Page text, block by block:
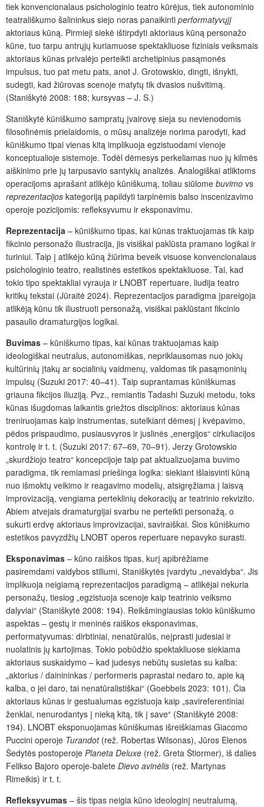
tiek konvencionalaus psichologinio teatro kūrėjus, tiek autonominio
teatrališkumo šalininkus siejo noras panaikinti performatyvųjį
aktoriaus kūną. Pirmieji siekė ištirpdyti aktoriaus kūną personažo
kūne, tuo tarpu antrųjų kuriamuose spektakliuose fiziniais veiksmais
aktoriaus kūnas privalėjo perteikti archetipinius pasąmonės
impulsus, tuo pat metu pats, anot J. Grotowskio, dingti, išnykti,
sudegti, kad žiūrovas scenoje matytų tik dvasios nušvitimą.
(Staniškytė 2008: 188; kursyvas – J. S.)
Staniškytė kūniškumo sampratų įvairovę sieja su nevienodomis
filosofinėmis prielaidomis, o mūsų analizėje norima parodyti, kad
kūniškumo tipai vienas kitą implikuoja egzistuodami vienoje
konceptualioje sistemoje. Todėl dėmesys perkeliamas nuo jų kilmės
aiškinimo prie jų tarpusavio santykių analizės. Analogiškai atliktoms
operacijoms aprašant atlikėjo kūniškumą, toliau siūlome buvimo vs
reprezentacijos kategoriją papildyti tarpinėmis balso inscenizavimo
operoje pozicijomis: refleksyvumu ir eksponavimu.
Reprezentacija – kūniškumo tipas, kai kūnas traktuojamas tik kaip
fikcinio personažo iliustracija, jis visiškai paklūsta pramano logikai ir
turiniui. Taip į atlikėjo kūną žiūrima beveik visuose konvencionalaus
psichologinio teatro, realistinės estetikos spektakliuose. Tai, kad
tokio tipo spektakliai vyrauja ir LNOBT repertuare, liudija teatro
kritikų tekstai (Jūraitė 2024). Reprezentacijos paradigma įpareigoja
atlikėją kūnu tik iliustruoti personažą, visiškai paklūstant fikcinio
pasaulio dramaturgijos logikai.
Buvimas – kūniškumo tipas, kai kūnas traktuojamas kaip
ideologiškai neutralus, autonomiškas, nepriklausomas nuo jokių
kultūrinių įtakų ar socialinių vaidmenų, valdomas tik pasąmoninių
impulsų (Suzuki 2017: 40–41). Taip suprantamas kūniškumas
griauna fikcijos iliuziją. Pvz., remiantis Tadashi Suzuki metodu, toks
kūnas išugdomas laikantis griežtos disciplinos: aktoriaus kūnas
treniruojamas kaip instrumentas, sutelkiant dėmesį į kvėpavimo,
pėdos prispaudimo, pusiausvyros ir juslinės „energijos“ cirkuliacijos
kontrolę ir t. t. (Suzuki 2017: 67–69, 70–91). Jerzy Grotowskio
„skurdžiojo teatro“ koncepcijoje taip pat aktualizuojama buvimo
paradigma, tik remiamasi priešinga logika: siekiant išlaisvinti kūną
nuo išmoktų veikimo ir reagavimo modelių, atsigręžiama į laisvą
improvizaciją, vengiama perteklinių dekoracijų ar teatrinio rekvizito.
Abiem atvejais dramaturgijai svarbu ne perteikti personažą, o
sukurti erdvę aktoriaus improvizacijai, saviraiškai. Šios kūniškumo
estetikos pavyzdžių LNOBT operos repertuare nepavyko surasti.
Eksponavimas – kūno raiškos tipas, kurį apibrėžiame
pasiremdami vaidybos stiliumi, Staniškytės įvardytu „nevaidyba“. Jis
implikuoja neigiamą reprezentacijos paradigmą – atlikėjai nekuria
personažų, tiesiog „egzistuoja scenoje kaip teatrinio veiksmo
dalyviai“ (Staniškytė 2008: 194). Reikšmingiausias tokio kūniškumo
aspektas – gestų ir meninės raiškos eksponavimas,
performatyvumas: dirbtiniai, nenatūralūs, neįprasti judesiai ir
nuolatinis jų kartojimas. Tokio pobūdžio spektakliuose siekiama
aktoriaus suskaidymo – kad judesys nebūtų susietas su kalba:
„aktorius / dainininkas / performeris paprastai nedaro to, apie ką
kalba, o jei daro, tai nenatūralistiškai“ (Goebbels 2023: 101). Čia
aktoriaus kūnas ir gestualumas egzistuoja kaip „savireferentiniai
ženklai, nenurodantys į nieką kitą, tik į save“ (Staniškytė 2008:
194). LNOBT eksponuojamas kūniškumas išreiškiamas Giacomo
Puccini operoje Turandot(rež. Robertas Wilsonas), Jūros Elenos
Šedytės postoperoje Planeta Deluxe (rež. Greta Štiormer), iš dalies
Felikso Bajoro operoje-balete Dievo avinėlis (rež. Martynas
Rimeikis) ir t. t.
Refleksyvumas – šis tipas neigia kūno ideologinį neutralumą,